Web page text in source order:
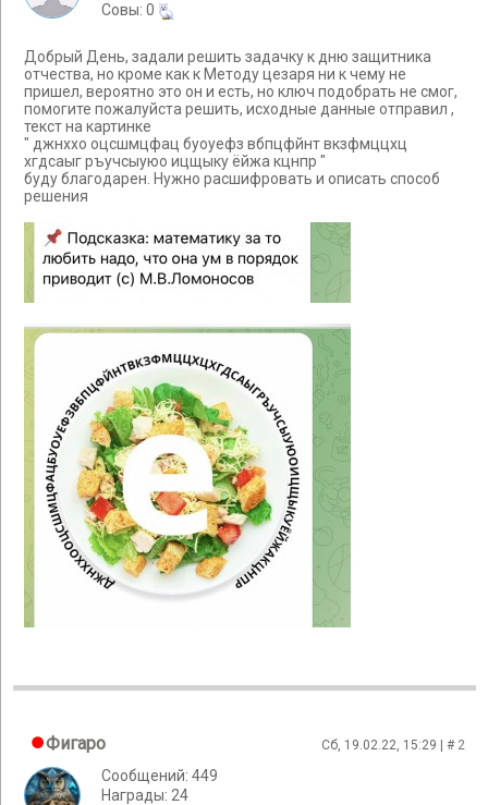
Cовы: 0
Добрый День, задали решить задачку к дню защитника
отчества, но кроме как к Методу цезаря ни к чему не
пришел, вероятно это он и есть, но ключ подобрать не смог,
помогите пожалуйста решить, исходные данные отправил ,
текст на картинке
" джнххо оцсшмцфац буоуефз вбпцфйнт вкзфмццхц
хгдсаыг ръучсыуюо ицщыку ёйжа кцнпр "
буду благодарен. Нужно расшифровать и описать способ
решения
Фигаро Сб, 19.02.22, 15:29 | # 2
Сообщений: 449
Награды: 24